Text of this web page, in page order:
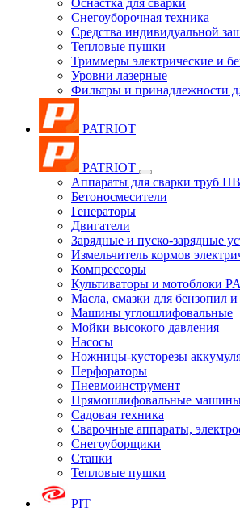
Оснастка для сварки
Снегоуборочная техника
Средства индивидуальной
Тепловые пушки
Триммеры электрические и
Уровни лазерные
Фильтры и принадлежности
PATRIOT
PATRIOT
Аппараты для сварки труб
Бетоносмесители
Генераторы
Двигатели
Зарядные и пуско-зарядные
Измельчитель кормов
Компрессоры
Культиваторы и мотоблоки
Масла, смазки для бензопил и
Машины углошлифовальные
Мойки высокого давления
Насосы
Ножницы-кусторезы
Перфораторы
Пневмоинструмент
Прямошлифовальные
Садовая техника
Сварочные аппараты,
Снегоуборщики
Станки
Тепловые пушки
PIT